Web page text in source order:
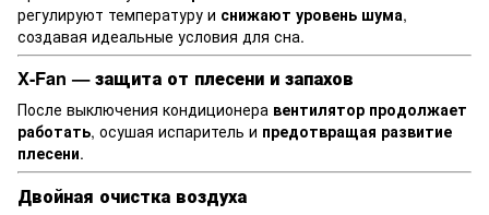
регулируют температуру и снижают уровень шума,
создавая идеальные условия для сна.
X-Fan — защита от плесени и запахов
После выключения кондиционера вентилятор продолжает
работать, осушая испаритель и предотвращая развитие
плесени.
Двойная очистка воздуха